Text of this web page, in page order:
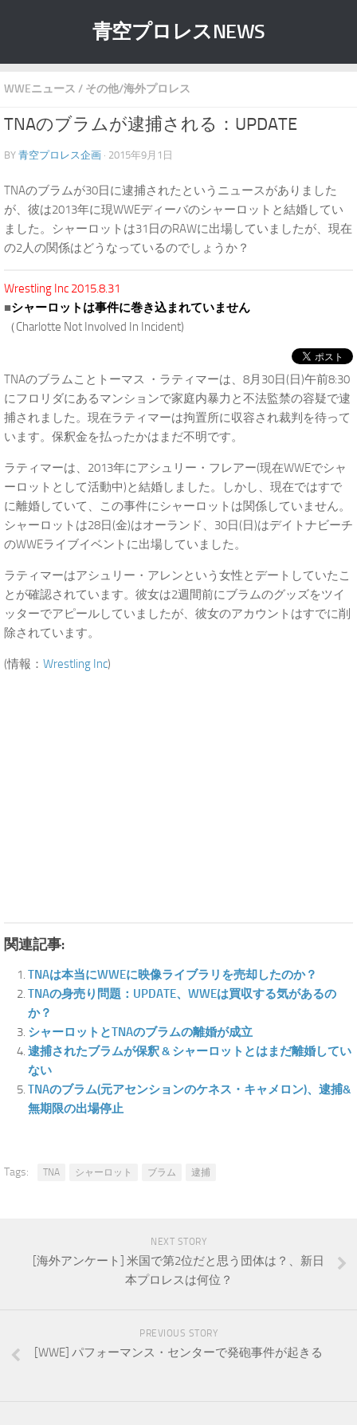
青空プロレスNEWS
WWEニュース / その他/海外プロレス
TNAのブラムが逮捕される：UPDATE
BY 青空プロレス企画 · 2015年9月1日
TNAのブラムが30日に逮捕されたというニュースがありました
が、彼は2013年に現WWEディーバのシャーロットと結婚してい
ました。シャーロットは31日のRAWに出場していましたが、現在
の2人の関係はどうなっているのでしょうか？
Wrestling Inc 2015.8.31
■シャーロットは事件に巻き込まれていません
（Charlotte Not Involved In Incident)
TNAのブラムことトーマス ・ラティマーは、8月30日(日)午前8:30
にフロリダにあるマンションで家庭内暴力と不法監禁の容疑で逮
捕されました。現在ラティマーは拘置所に収容され裁判を待って
います。保釈金を払ったかはまだ不明です。
ラティマーは、2013年にアシュリー・フレアー(現在WWEでシャ
ーロットとして活動中)と結婚しました。しかし、現在ではすで
に離婚していて、この事件にシャーロットは関係していません。
シャーロットは28日(金)はオーランド、30日(日)はデイトナビーチ
のWWEライブイベントに出場していました。
ラティマーはアシュリー・アレンという女性とデートしていたこ
とが確認されています。彼女は2週間前にブラムのグッズをツイ
ッターでアピールしていましたが、彼女のアカウントはすでに削
除されています。
(情報： Wrestling Inc)
関連記事:
TNAは本当にWWEに映像ライブラリを売却したのか？
TNAの身売り問題：UPDATE、WWEは買収する気があるの
か？
シャーロットとTNAのブラムの離婚が成立
逮捕されたブラムが保釈 & シャーロットとはまだ離婚してい
ない
TNAのブラム(元アセンションのケネス・キャメロン)、逮捕&
無期限の出場停止
Tags: TNA シャーロット ブラム 逮捕
NEXT STORY
[海外アンケート] 米国で第2位だと思う団体は？、新日
本プロレスは何位？
PREVIOUS STORY
[WWE] パフォーマンス・センターで発砲事件が起きる